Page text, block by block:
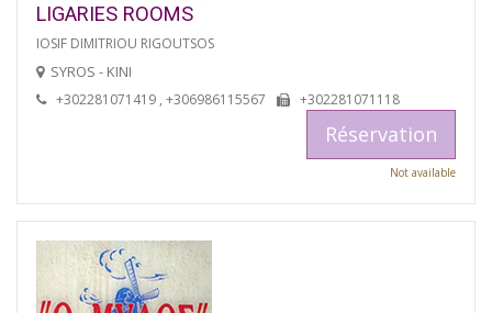
LIGARIES ROOMS
IOSIF DIMITRIOU RIGOUTSOS
SYROS - KINI
+302281071419 , +306986115567 +302281071118
Réservation
Not available